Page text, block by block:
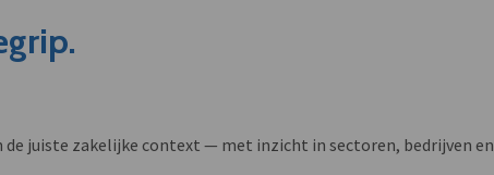
juiste zakelijke context — met inzicht in sectoren, bedrijven en